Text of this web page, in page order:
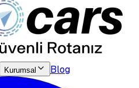
Kurumsal Blog